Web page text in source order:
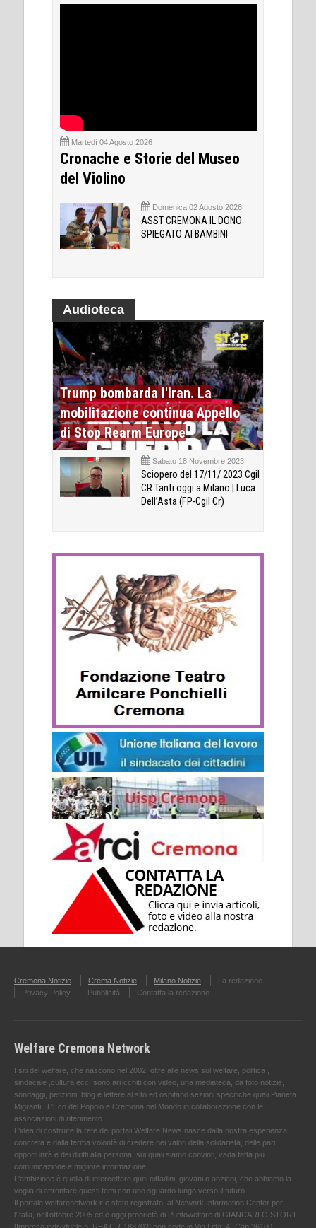
Martedì 04 Agosto 2026
Cronache e Storie del Museo
del Violino
Domenica 02 Agosto 2026
ASST CREMONA IL DONO
SPIEGATO AI BAMBINI
Audioteca
Trump bombarda l'Iran. La
mobilitazione continua Appello
di Stop Rearm Europe
Sabato 18 Novembre 2023
Sciopero del 17/11/ 2023 Cgil
CR Tanti oggi a Milano | Luca
Dell’Asta (FP-Cgil Cr)
Cremona Notizie Crema Notizie Milano Notizie
La redazione
Privacy Policy
Pubblicità Contatta la redazione
Welfare Cremona Network
I siti del welfare, che nascono nel 2002, oltre alle news sul welfare, politica ,
sindacale ,cultura ecc. sono arricchiti con video, una mediateca, da foto notizie,
sondaggi, petizioni, blog e lettere al sito ed ospitano sezioni specifiche quali Pianeta
Migranti , L'Eco del Popolo e Cremona nel Mondo in collaborazione con le
associazioni di riferimento.
L'idea di costruire la rete dei portali Welfare News nasce dalla nostra esperienza
concreta e dalla ferma volontà di credere nei valori della solidarietà, delle pari
opportunità e dei diritti alla persona, sui quali siamo convinti, vada fatta più
comunicazione e migliore informazione.
L'ambizione è quella di intercettare quei cittadini, giovani o anziani, che abbiamo la
voglia di affrontare questi temi con uno sguardo lungo verso il futuro.
Il portale welfarenetwork.it è stato registrato, al Network Information Center per
l'Italia, nell’ottobre 2005 ed è oggi proprietà di Puntowelfare di GIANCARLO STORTI